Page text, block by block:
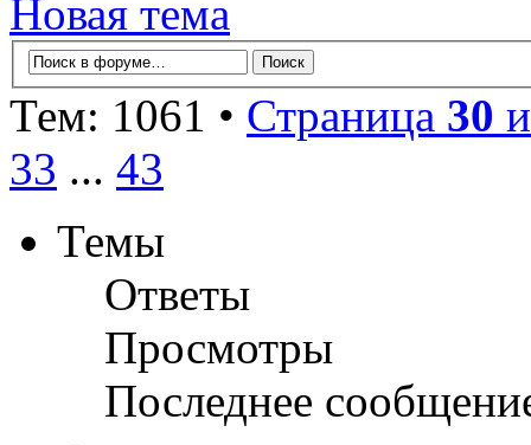
Новая тема
Тем: 1061 • Страница 30
33 ... 43
Темы
Ответы
Просмотры
Последнее